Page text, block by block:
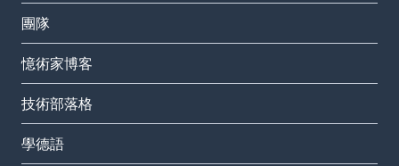
團隊
憶術家博客
技術部落格
學德語